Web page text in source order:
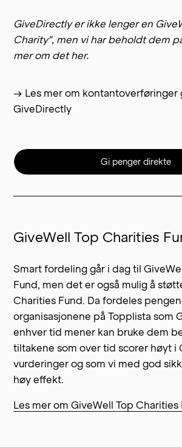
GiveDirectly er ikke lenger en
Charity", men vi har beholdt dem
mer om det her.
→ Les mer om kontantoverføringer
GiveDirectly
Gi penger direkte
GiveWell Top Charities
Smart fordeling går i dag til
Fund, men det er også mulig å
Charities Fund. Da fordeles
organisasjonene på Topplista som
enhver tid mener kan bruke dem
tiltakene som over tid scorer høyt i
vurderinger og som vi med god
høy effekt.
Les mer om GiveWell Top